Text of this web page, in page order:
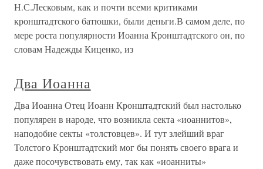
Н.С.Лесковым, как и почти всеми критиками
кронштадтского батюшки, были деньги.В самом деле, по
мере роста популярности Иоанна Кронштадтского он, по
словам Надежды Киценко, из
Два Иоанна
Два Иоанна Отец Иоанн Кронштадтский был настолько
популярен в народе, что возникла секта «иоаннитов»,
наподобие секты «толстовцев». И тут злейший враг
Толстого Кронштадтский мог бы понять своего врага и
даже посочувствовать ему, так как «иоанниты»